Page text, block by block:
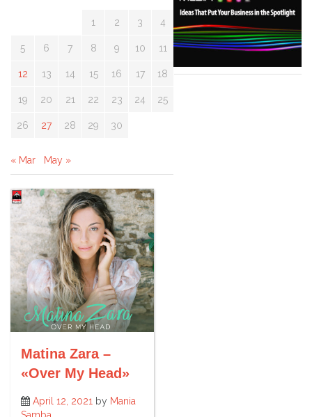
1 2 3 4
5 6 7 8 9 10 11
12 13 14 15 16 17 18
19 20 21 22 23 24 25
26 27 28 29 30
« Mar May »
Matina Zara –
«Over My Head»
April 12, 2021 by Mania